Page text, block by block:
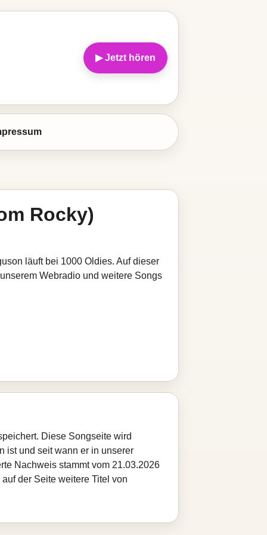
▶ Jetzt hören
Rocky)
läuft bei 1000 Oldies. Auf dieser
Webradio und weitere Songs
Diese Songseite wird
ist und seit wann er in unserer
Nachweis stammt vom 21.03.2026
der Seite weitere Titel von